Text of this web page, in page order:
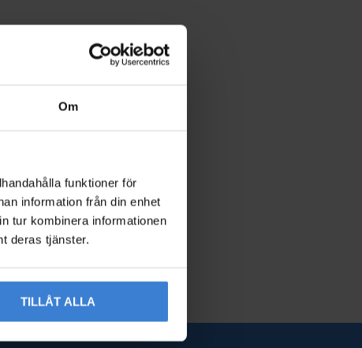
Om
funktioner för
information från din enhet
tur kombinera informationen
deras tjänster.
TILLÅT ALLA